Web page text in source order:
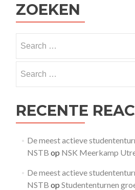
ZOEKEN
for:
for:
RECENTE
De meest actieve
NSTB op NSK Meerkamp
De meest actieve
NSTB op Studententurnen